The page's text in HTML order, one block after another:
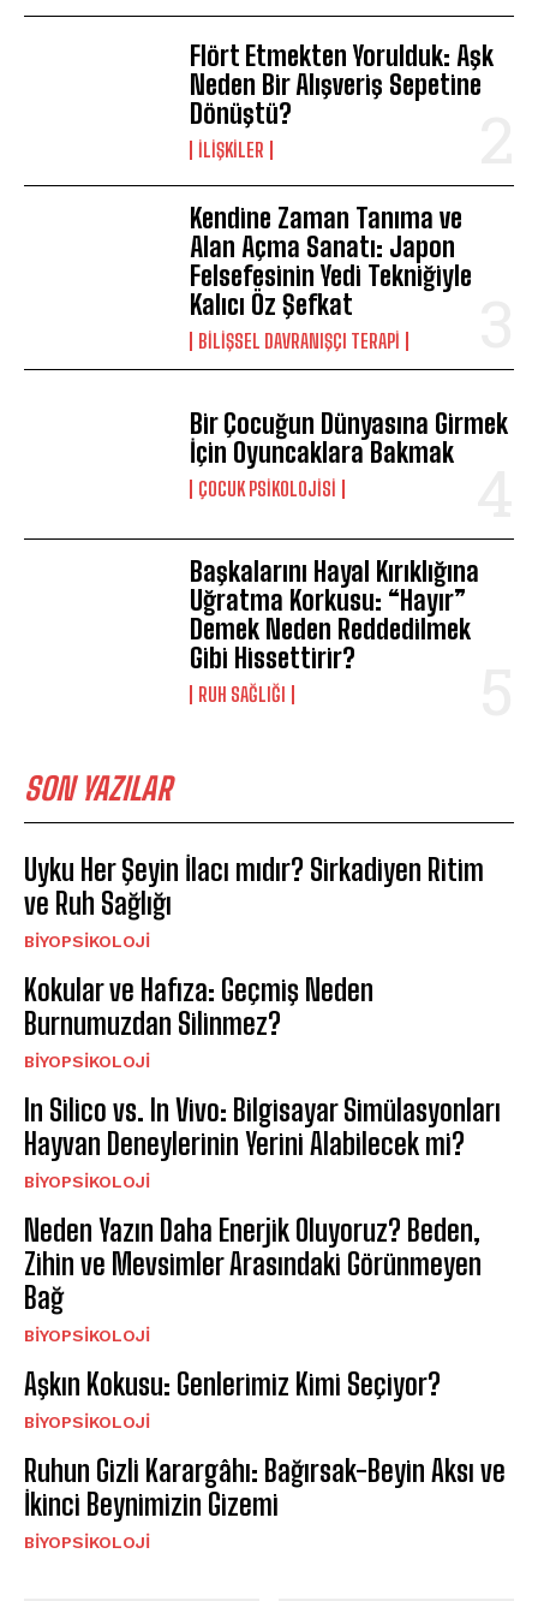
Flört Etmekten Yorulduk: Aşk
Neden Bir Alışveriş Sepetine
Dönüştü?
İLIŞKILER
Kendine Zaman Tanıma ve
Alan Açma Sanatı: Japon
Felsefesinin Yedi Tekniğiyle
Kalıcı Öz Şefkat
BILIŞSEL DAVRANIŞÇI TERAPI
Bir Çocuğun Dünyasına Girmek
İçin Oyuncaklara Bakmak
ÇOCUK PSIKOLOJISI
Başkalarını Hayal Kırıklığına
Uğratma Korkusu: “Hayır”
Demek Neden Reddedilmek
Gibi Hissettirir?
⁠RUH SAĞLIĞI
SON YAZILAR
Uyku Her Şeyin İlacı mıdır? Sirkadiyen Ritim
ve Ruh Sağlığı
BIYOPSIKOLOJI
Kokular ve Hafıza: Geçmiş Neden
Burnumuzdan Silinmez?
BIYOPSIKOLOJI
In Silico vs. In Vivo: Bilgisayar Simülasyonları
Hayvan Deneylerinin Yerini Alabilecek mi?
BIYOPSIKOLOJI
Neden Yazın Daha Enerjik Oluyoruz? Beden,
Zihin ve Mevsimler Arasındaki Görünmeyen
Bağ
BIYOPSIKOLOJI
Aşkın Kokusu: Genlerimiz Kimi Seçiyor?
BIYOPSIKOLOJI
Ruhun Gizli Karargâhı: Bağırsak-Beyin Aksı ve
İkinci Beynimizin Gizemi
BIYOPSIKOLOJI